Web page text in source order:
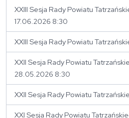
XXIII Sesja Rady Powiatu
17.06.2026 8:30
XXIII Sesja Rady Powiatu
XXII Sesja Rady Powiatu
28.05.2026 8:30
XXII Sesja Rady Powiatu
XXI Sesja Rady Powiatu